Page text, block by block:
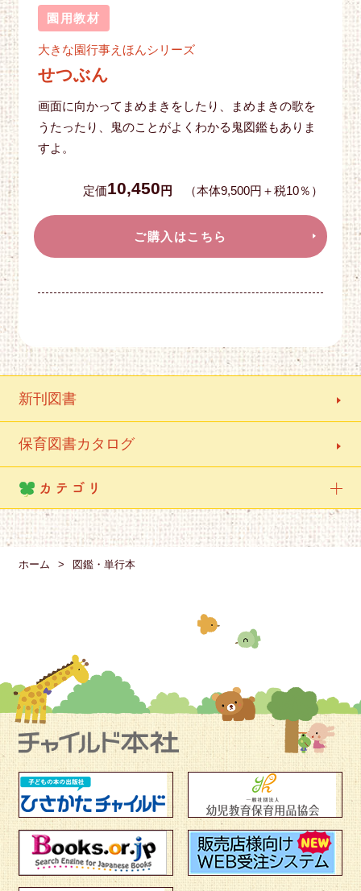
園用教材
大きな園行事えほんシリーズ
せつぶん
画面に向かってまめまきをしたり、まめまきの歌を
うたったり、鬼のことがよくわかる鬼図鑑もありま
すよ。
定価10,450 円 （本体9,500円＋税10％）
ご購入はこちら
新刊図書
保育図書カタログ
カテゴリ
ホーム 図鑑・単行本